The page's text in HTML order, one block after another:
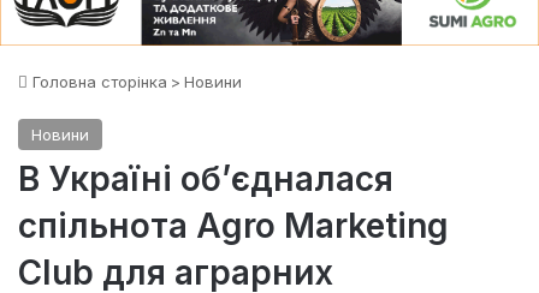
Головна сторінка > Новини
Новини
В Україні об’єдналася
спільнота Agro Marketing
Club для аграрних